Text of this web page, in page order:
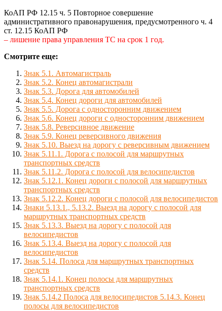
КоАП РФ 12.15 ч. 5 Повторное совершение
административного правонарушения, предусмотренного ч. 4
ст. 12.15 КоАП РФ
– лишение права управления ТС на срок 1 год.
Смотрите еще:
Знак 5.1. Автомагистраль
Знак 5.2. Конец автомагистрали
Знак 5.3. Дорога для автомобилей
Знак 5.4. Конец дороги для автомобилей
Знак 5.5. Дорога с односторонним движением
Знак 5.6. Конец дороги с односторонним движением
Знак 5.8. Реверсивное движение
Знак 5.9. Конец реверсивного движения
Знак 5.10. Выезд на дорогу с реверсивным движением
Знак 5.11.1. Дорога с полосой для маршрутных
транспортных средств
Знак 5.11.2. Дорога с полосой для велосипедистов
Знак 5.12.1. Конец дороги с полосой для маршрутных
транспортных средств
Знак 5.12.2. Конец дороги с полосой для велосипедистов
Знаки 5.13.1., 5.13.2. Выезд на дорогу с полосой для
маршрутных транспортных средств
Знак 5.13.3. Выезд на дорогу с полосой для
велосипедистов
Знак 5.13.4. Выезд на дорогу с полосой для
велосипедистов
Знак 5.14. Полоса для маршрутных транспортных
средств
Знак 5.14.1. Конец полосы для маршрутных
транспортных средств
Знак 5.14.2 Полоса для велосипедистов 5.14.3. Конец
полосы для велосипедистов